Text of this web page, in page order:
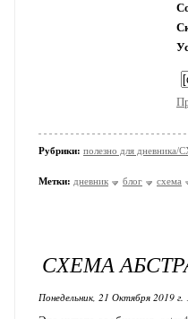
Рубрики: полезно для
Метки: дневник блог схема
СХЕМА
Понедельник, 21 Октября 2019